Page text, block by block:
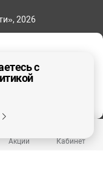
Акции Кабинет
2026
с